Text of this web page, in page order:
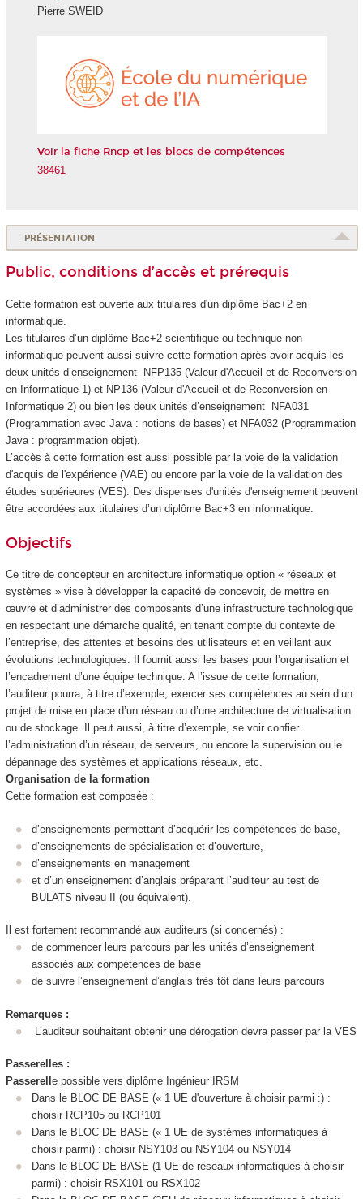
Pierre SWEID
Voir la fiche Rncp et les blocs de compétences
38461
PRÉSENTATION
Public, conditions d’accès et prérequis
Cette formation est ouverte aux titulaires d'un diplôme Bac+2 en
informatique.
Les titulaires d’un diplôme Bac+2 scientifique ou technique non
informatique peuvent aussi suivre cette formation après avoir acquis les
deux unités d’enseignement NFP135 (Valeur d'Accueil et de Reconversion
en Informatique 1) et NP136 (Valeur d'Accueil et de Reconversion en
Informatique 2) ou bien les deux unités d’enseignement NFA031
(Programmation avec Java : notions de bases) et NFA032 (Programmation
Java : programmation objet).
L’accès à cette formation est aussi possible par la voie de la validation
d'acquis de l'expérience (VAE) ou encore par la voie de la validation des
études supérieures (VES). Des dispenses d'unités d'enseignementpeuvent
être accordées aux titulaires d’un diplôme Bac+3 en informatique.
Objectifs
Ce titre de concepteur en architecture informatique option « réseaux et
systèmes » vise à développer la capacité de concevoir, de mettre en
œuvre et d’administrer des composants d’une infrastructure technologique
en respectant une démarche qualité, en tenant compte du contexte de
l’entreprise, des attentes et besoins des utilisateurs et en veillant aux
évolutions technologiques. Il fournit aussi les bases pour l’organisation et
l’encadrement d’une équipe technique. A l’issue de cette formation,
l’auditeur pourra, à titre d’exemple, exercer ses compétences au sein d’un
projet de mise en place d’un réseau ou d’une architecture de virtualisation
ou de stockage. Il peut aussi, à titre d’exemple, se voir confier
l’administration d’un réseau, de serveurs, ou encore la supervision ou le
dépannage des systèmes et applications réseaux, etc.
Organisation de la formation
Cette formation est composée :
d’enseignements permettant d’acquérir les compétences de base,
d’enseignements de spécialisation et d’ouverture,
d’enseignements en management
et d’un enseignement d’anglais préparant l’auditeur au test de
BULATS niveau II (ou équivalent).
Il est fortement recommandé aux auditeurs (si concernés) :
de commencer leurs parcours par les unités d’enseignement
associés aux compétences de base
de suivre l’enseignement d’anglais très tôt dans leurs parcours
Remarques :
L’auditeur souhaitant obtenir une dérogation devra passer par la VES
Passerelles :
Passerell e possible vers diplôme Ingénieur IRSM
Dans le BLOC DE BASE (« 1 UE d'ouverture à choisir parmi :) :
choisir RCP105 ou RCP101
Dans le BLOC DE BASE (« 1 UE de systèmes informatiques à
choisir parmi) : choisir NSY103 ou NSY104 ou NSY014
Dans le BLOC DE BASE (1 UE de réseaux informatiques à choisir
parmi) : choisir RSX101 ou RSX102